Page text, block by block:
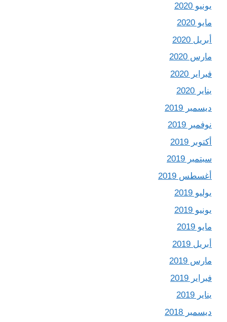
يونيو 2020
مايو 2020
أبريل 2020
مارس 2020
فبراير 2020
يناير 2020
ديسمبر 2019
نوفمبر 2019
أكتوبر 2019
سبتمبر 2019
أغسطس 2019
يوليو 2019
يونيو 2019
مايو 2019
أبريل 2019
مارس 2019
فبراير 2019
يناير 2019
ديسمبر 2018